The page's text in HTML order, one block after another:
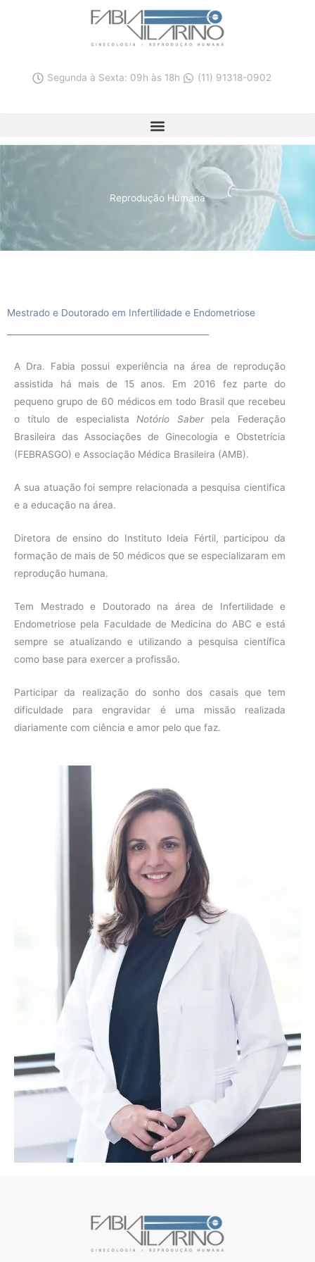
Segunda à Sexta: 09h às 18h
(11) 91318-0902
Reprodução Humana
Mestrado e Doutorado em Infertilidade e Endometriose
A Dra. Fabia possui experiência na área de reprodução
assistida há mais de 15 anos. Em 2016 fez parte do
pequeno grupo de 60 médicos em todo Brasil que recebeu
o título de especialista Notório Saberpela Federação
Brasileira das Associações de Ginecologia e Obstetrícia
(FEBRASGO) e Associação Médica Brasileira (AMB).
A sua atuação foi sempre relacionada a pesquisa cientifica
e a educação na área.
Diretora de ensino do Instituto Ideia Fértil, participou da
formação de mais de 50 médicos que se especializaram em
reprodução humana.
Tem Mestrado e Doutorado na área de Infertilidade e
Endometriose pela Faculdade de Medicina do ABC e está
sempre se atualizando e utilizando a pesquisa científica
como base para exercer a profissão.
Participar da realização do sonho dos casais que tem
dificuldade para engravidar é uma missão realizada
diariamente com ciência e amor pelo que faz.